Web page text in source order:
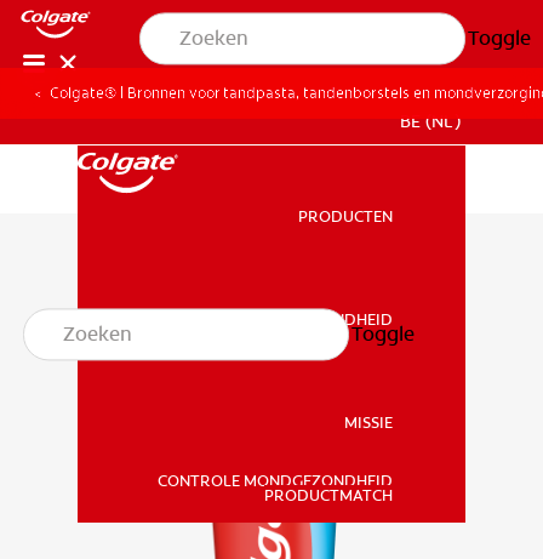
Toggle
MONDGEZONDHEID
BE (NL)
PRODUCTEN
MONDGEZONDHEID
MISSIE
CONTROLE MONDGEZONDHEID
PRODUCTMATCH
Toggle
Colgate® | Bronnen voor tandpasta, tandenborstels en